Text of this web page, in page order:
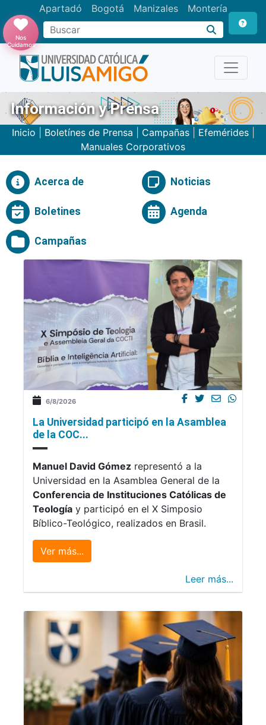
Apartadó Bogotá Manizales Montería
Buscar
Nos
Cuidamos
Información y Prensa
Inicio Boletínes de Prensa Campañas Efemérides
Manuales Corporativos
Acerca de Noticias
Boletines Agenda
Campañas
6/8/2026
La Universidad participó en la Asamblea
de la COC...
Manuel David Gómez representó a la
Universidad en la Asamblea General de la
Conferencia de Instituciones Católicas de
Teología y participó en el X Simposio
Bíblico-Teológico, realizados en Brasil.
Ver más...
Leer más...